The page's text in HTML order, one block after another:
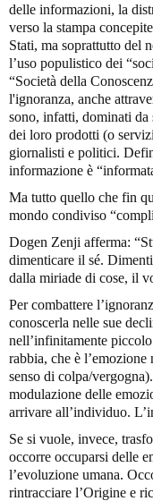
delle informazioni, la
verso la stampa
Stati, ma soprattutto del
l’uso populistico dei
“Società della
l'ignoranza, anche
sono, infatti, dominati da
dei loro prodotti (o
giornalisti e politici.
informazione è
Ma tutto quello che fin
mondo condiviso
Dogen Zenji afferma:
dimenticare il sé.
dalla miriade di cose, il
Per combattere
conoscerla nelle sue
nell’infinitamente
rabbia, che è
senso di colpa/
modulazione delle
arrivare all’individuo.
Se si vuole, invece,
occorre occuparsi delle
l’evoluzione umana.
rintracciare l’Origine e